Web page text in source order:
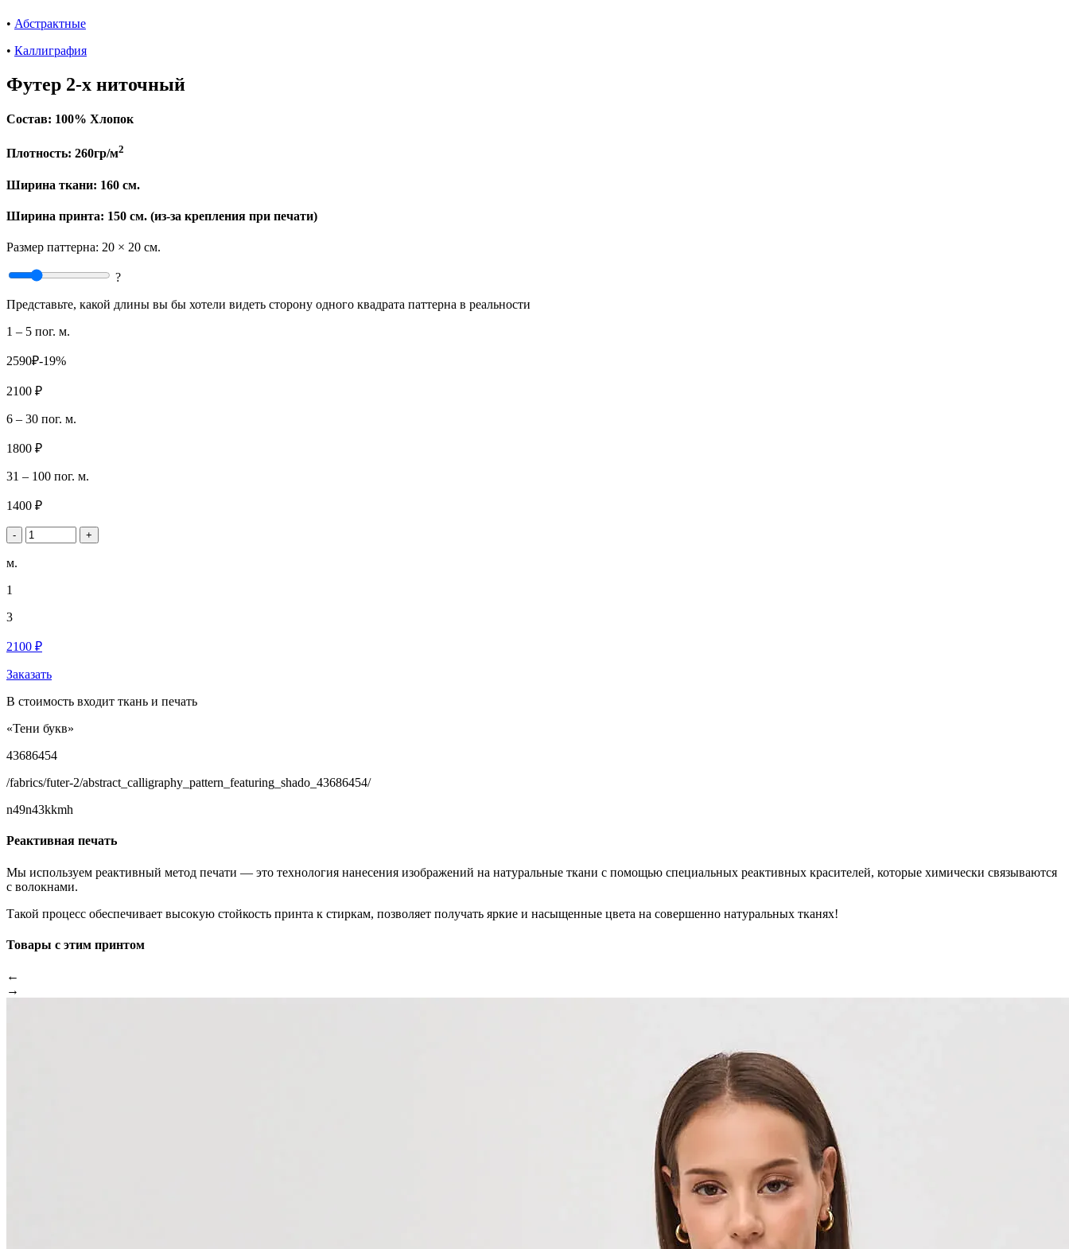
• Абстрактные
• Каллиграфия
Футер 2-х ниточный
Состав: 100% Хлопок
Плотность: 260гр/м2
Ширина ткани: 160 см.
Ширина принта: 150 см. (из-за крепления при печати)
Размер паттерна: 20 × 20 см.
?
Представьте, какой длины вы бы хотели видеть сторону одного квадрата паттерна в реальности
1 – 5 пог. м.
2590₽-19%
2100 ₽
6 – 30 пог. м.
1800 ₽
31 – 100 пог. м.
1400 ₽
- +
м.
1
3
2100 ₽
Заказать
В стоимость входит ткань и печать
«Тени букв»
43686454
/fabrics/futer-2/abstract_calligraphy_pattern_featuring_shado_43686454/
n49n43kkmh
Реактивная печать
Мы используем реактивный метод печати — это технология нанесения изображений на натуральные ткани с помощью специальных реактивных красителей, которые химически связываются
с волокнами.
Такой процесс обеспечивает высокую стойкость принта к стиркам, позволяет получать яркие и насыщенные цвета на совершенно натуральных тканях!
Товары с этим принтом
←
→